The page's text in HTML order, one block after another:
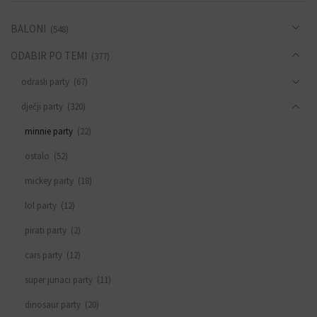
BALONI (548)
ODABIR PO TEMI (377)
odrasli party (67)
dječji party (320)
minnie party (22)
ostalo (52)
mickey party (18)
lol party (12)
pirati party (2)
cars party (12)
super junaci party (11)
dinosaur party (20)